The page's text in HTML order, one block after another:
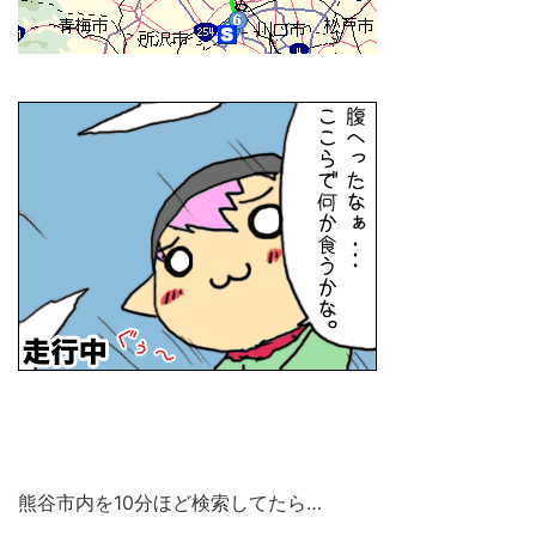
熊谷市内を10分ほど検索してたら…